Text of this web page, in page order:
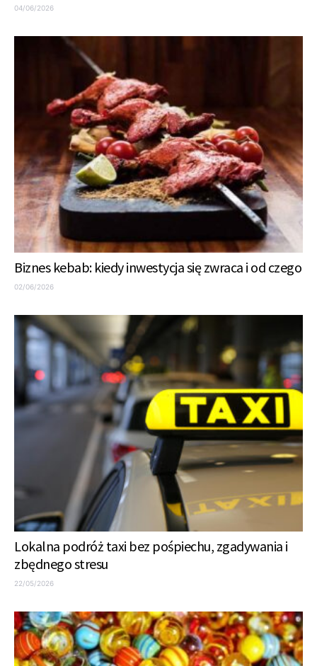
04/06/2026
Biznes kebab: kiedy inwestycja się zwraca i od czego
02/06/2026
Lokalna podróż taxi bez pośpiechu, zgadywania i
zbędnego stresu
22/05/2026